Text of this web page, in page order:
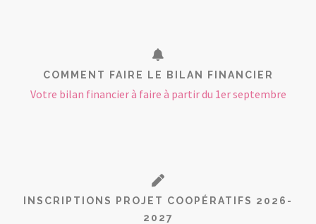
COMMENT FAIRE LE BILAN FINANCIER
Votre bilan financier à faire à partir du 1er septembre
INSCRIPTIONS PROJET COOPÉRATIFS 2026-
2027